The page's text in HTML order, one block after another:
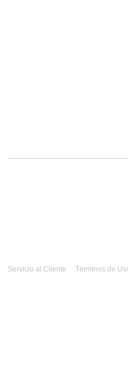
Servicio al Cliente Términos de